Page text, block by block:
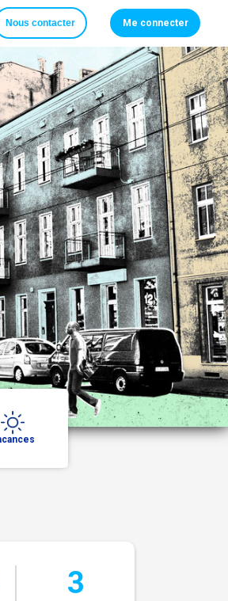
Nous contacter Me connecter
3